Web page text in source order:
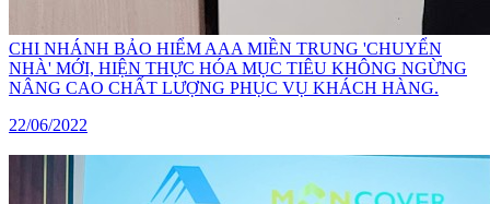
CHI NHÁNH BẢO HIỂM AAA MIỀN TRUNG 'CHUYỂN
NHÀ' MỚI, HIỆN THỰC HÓA MỤC TIÊU KHÔNG NGỪNG
NÂNG CAO CHẤT LƯỢNG PHỤC VỤ KHÁCH HÀNG.
22/06/2022